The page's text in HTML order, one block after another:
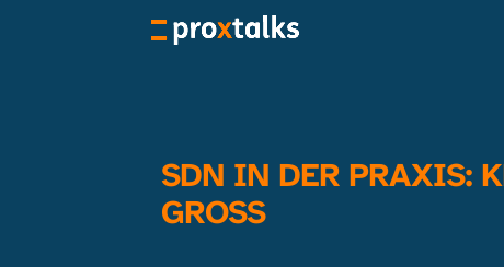
SDN IN DER PRAXIS:
GROSS